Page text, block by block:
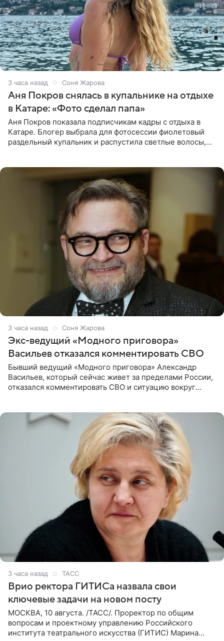
3 часа назад Соня Жарова
Аня Покров снялась в купальнике на отдыхе
в Катаре: «Фото сделал папа»
Аня Покров показала подписчикам кадры с отдыха в
Катаре. Блогер выбрала для фотосессии фиолетовый
раздельный купальник и распустила светлые волосы,
3 часа назад Соня Жарова
Экс-ведущий «Модного приговора»
Васильев отказался комментировать СВО
Бывший ведущий «Модного приговора» Александр
Васильев, который сейчас живет за пределами России,
отказался комментировать СВО и ситуацию вокруг
3 часа назад ТАСС
Врио ректора ГИТИСа назвала свои
ключевые задачи на новом посту
МОСКВА, 10 августа. /ТАСС/. Проректор по общим
вопросам и проектному управлению Российского
института театрального искусства (ГИТИС) Марина